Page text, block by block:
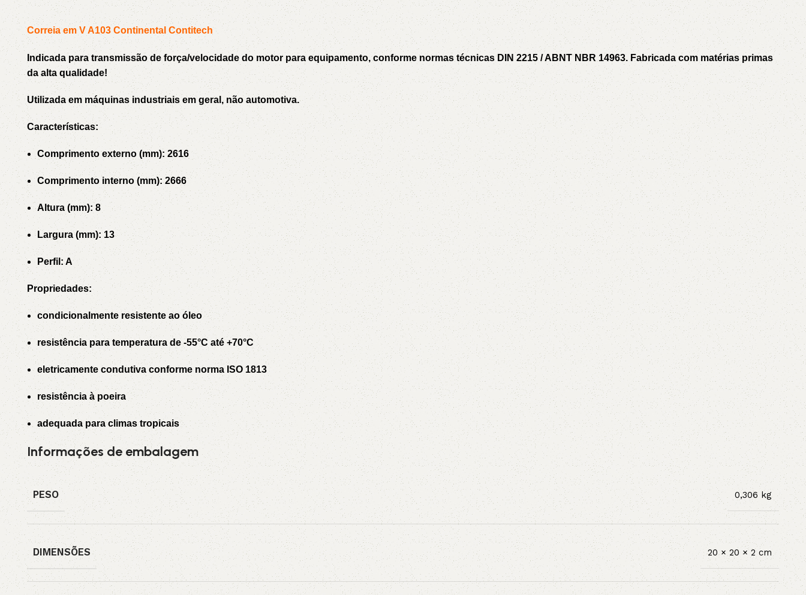
Correia em V A103 Continental Contitech
Indicada para transmissão de força/velocidade do motor para equipamento, conforme normas técnicas DIN 2215 / ABNT NBR 14963. Fabricada com matérias primas
da alta qualidade!
Utilizada em máquinas industriais em geral, não automotiva.
Características:
Comprimento externo (mm): 2616
Comprimento interno (mm): 2666
Altura (mm): 8
Largura (mm): 13
Perfil: A
Propriedades:
condicionalmente resistente ao óleo
resistência para temperatura de -55°C até +70°C
eletricamente condutiva conforme norma ISO 1813
resistência à poeira
adequada para climas tropicais
Informações de embalagem
PESO 0,306 kg
DIMENSÕES 20 × 20 × 2 cm